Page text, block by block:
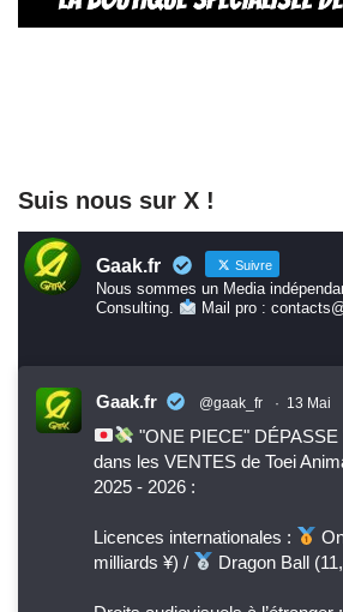
Suis nous sur X !
Gaak.fr Suivre
Nous sommes un Media
Consulting.
Mail pro :
Gaak.fr @gaak_fr · 13 Mai
"ONE PIECE"
dans les VENTES de Toei
2025 - 2026 :
Licences internationales :
milliards ¥) /
Dragon Ball